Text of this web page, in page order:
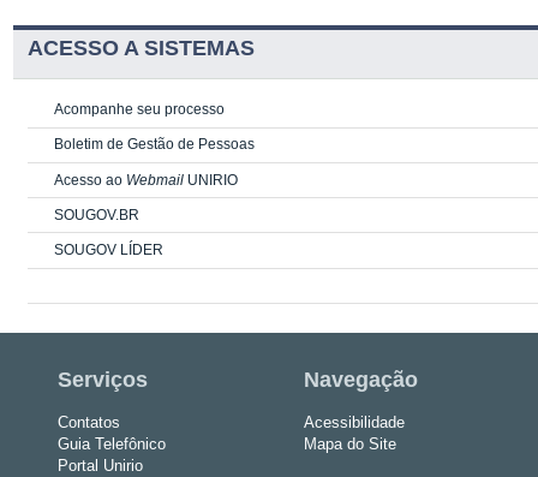
ACESSO A SISTEMAS
Acompanhe seu processo
Boletim de Gestão de Pessoas
Acesso ao Webmail UNIRIO
SOUGOV.BR
SOUGOV LÍDER
Serviços
Contatos
Guia Telefônico
Portal Unirio
Navegação
Acessibilidade
Mapa do Site